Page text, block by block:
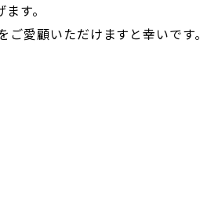
す。
愛顧いただけますと幸いです。